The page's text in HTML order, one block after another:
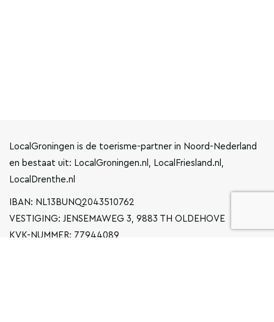
LocalGroningen is de toerisme-partner in Noord-Nederland
en bestaat uit: LocalGroningen.nl, LocalFriesland.nl,
LocalDrenthe.nl
IBAN: NL13BUNQ2043510762
VESTIGING: JENSEMAWEG 3, 9883 TH OLDEHOVE
KVK-NUMMER: 77944089